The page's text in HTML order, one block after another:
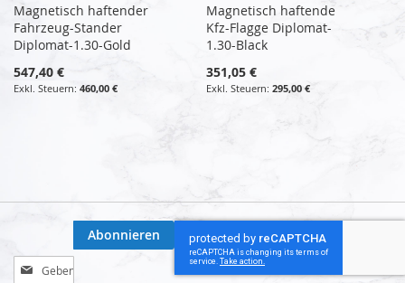
Magnetisch haftender
Fahrzeug-Stander
Diplomat-1.30-Gold
547,40 €
460,00 €
Magnetisch haftende
Kfz-Flagge Diplomat-
1.30-Black
351,05 €
295,00 €
Melden
Abonnieren